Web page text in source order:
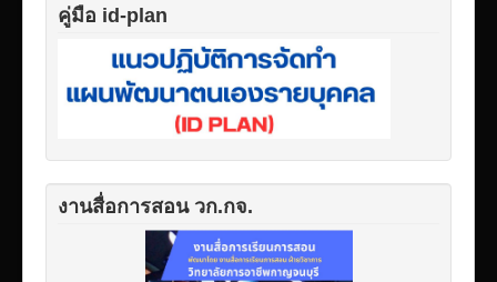
คู่มือ id-plan
งานสื่อการสอน วก.กจ.